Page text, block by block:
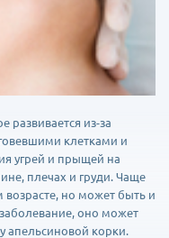
развивается из-за
клетками и
угрей и прыщей на
плечах и груди. Чаще
возрасте, но может быть и
оно может
апельсиновой корки.